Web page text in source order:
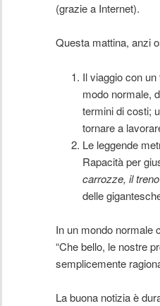
(grazie a Internet).
Questa mattina, anzi
Il viaggio con
modo normale,
termini di costi;
tornare a
Le leggende
Rapacità per
carrozze, il
delle
In un mondo normale
“Che bello, le nostre
semplicemente
La buona notizia è